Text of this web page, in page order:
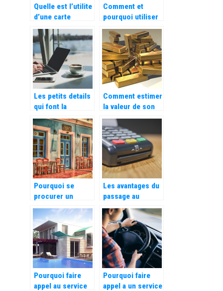
Quelle est l’utilite
d’une carte
carburant ?
Comment et
pourquoi utiliser
un logiciel de
gestion de
conges ?
Les petits details
qui font la
difference du E-
Commerce
Comment estimer
la valeur de son
or
Pourquoi se
procurer un
logiciel de
reservation pour
votre restaurant ?
Les avantages du
passage au
numerique pour
les entreprises
Pourquoi faire
appel au service
Pourquoi faire
appel a un service